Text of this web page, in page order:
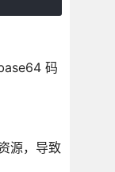
码
源，导致